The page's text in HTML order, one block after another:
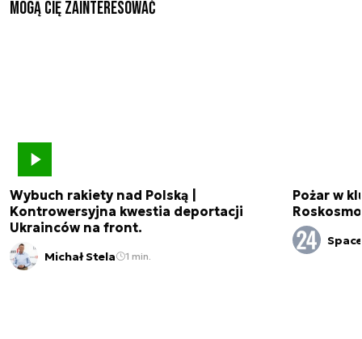
Mogą Cię zainteresować
Wybuch rakiety nad Polską |
Kontrowersyjna kwestia deportacji
Ukrainców na front.
Michał Stela 1 min.
Pożar w